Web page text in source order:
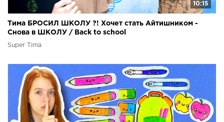
10:15
Тима БРОСИЛ ШКОЛУ ?! Хочет стать Айтишником -
Снова в ШКОЛУ / Back to school
Super Tima